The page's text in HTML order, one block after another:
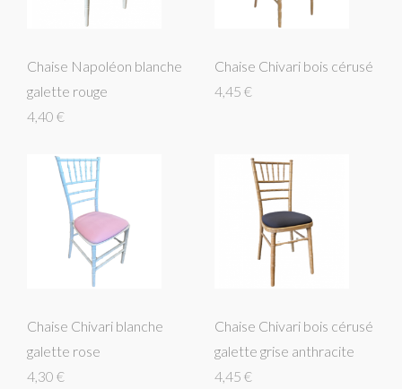
Chaise Napoléon blanche
galette rouge
4,40 €
Chaise Chivari bois cérusé
4,45 €
Chaise Chivari blanche
galette rose
4,30 €
Chaise Chivari bois cérusé
galette grise anthracite
4,45 €